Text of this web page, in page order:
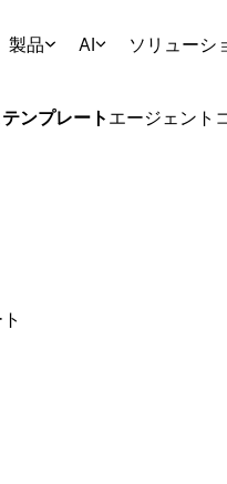
製品 AI ソリューシ
テンプレート エージェント